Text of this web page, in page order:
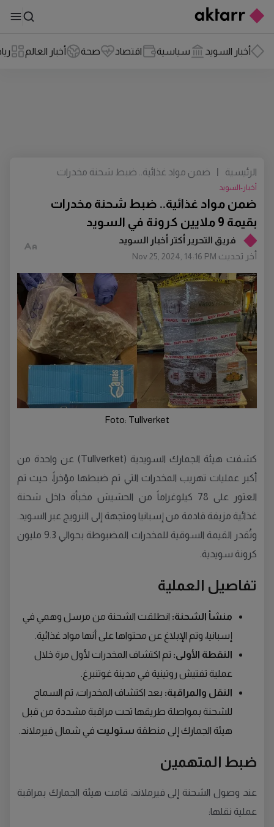
أخبار السويد سياسية اقتصاد صحة أخبار العالم
فريق التحرير أكتر أخبار السويد
أخر تحديث Nov 25, 2024, 14:16 PM
ضمن مواد غذائية.. ضبط شحنة مخدرات
بقيمة 9 ملايين كرونة في السويد
أخبار-السويد
الرئيسية |
ضمن مواد غذائية.. ضبط شحنة مخدرات
Foto: Tullverket
كشفت هيئة الجمارك السويدية (Tullverket) عن واحدة من
أكبر عمليات تهريب المخدرات التي تم ضبطها مؤخراً، حيث تم
العثور على 78 كيلوغراماً من الحشيش مخبأة داخل شحنة
غذائية مزيفة قادمة من إسبانيا ومتجهة إلى النرويج عبر السويد.
وتُقدر القيمة السوقية للمخدرات المضبوطة بحوالي 9.3 مليون
كرونة سويدية.
تفاصيل العملية
منشأ الشحنة: انطلقت الشحنة من مرسل وهمي في
إسبانيا، وتم الإبلاغ عن محتواها على أنها مواد غذائية.
النقطة الأولى: تم اكتشاف المخدرات لأول مرة خلال
عملية تفتيش روتينية في مدينة غوتنبرغ.
النقل والمراقبة: بعد اكتشاف المخدرات، تم السماح
للشحنة بمواصلة طريقها تحت مراقبة مشددة من قبل
هيئة الجمارك إلى منطقة ستوليت في شمال فيرملاند.
ضبط المتهمين
عند وصول الشحنة إلى فيرملاند، قامت هيئة الجمارك بمراقبة
عملية نقلها: